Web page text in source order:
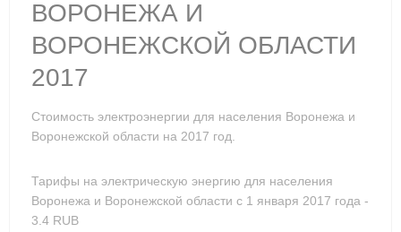
ВОРОНЕЖА И
ВОРОНЕЖСКОЙ ОБЛАСТИ
2017
Стоимость электроэнергии для населения Воронежа и
Воронежской области на 2017 год.
Тарифы на электрическую энергию для населения
Воронежа и Воронежской области с 1 января 2017 года -
3.4 RUB